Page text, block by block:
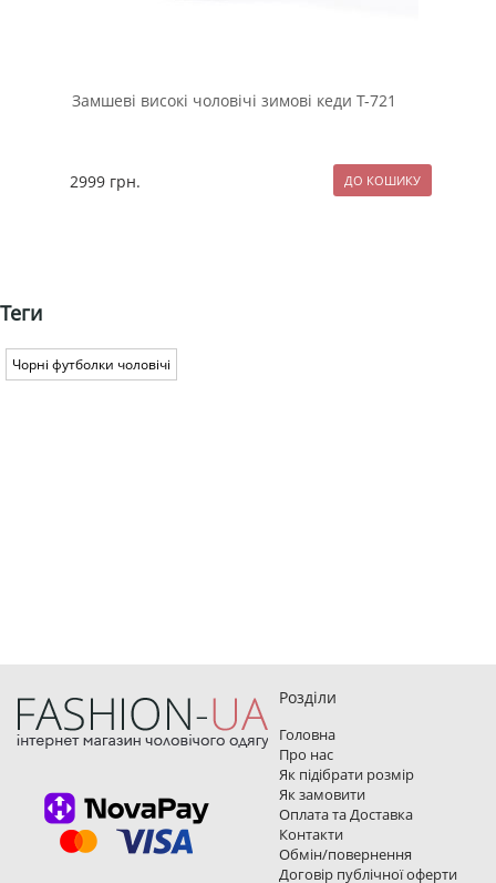
Замшеві високі чоловічі зимові кеди Т-721
2999 грн.
Теги
Чорні футболки чоловічі
Розділи
Головна
Про нас
Як підібрати розмір
Як замовити
Оплата та Доставка
Контакти
Обмін/повернення
Договір публічної оферти